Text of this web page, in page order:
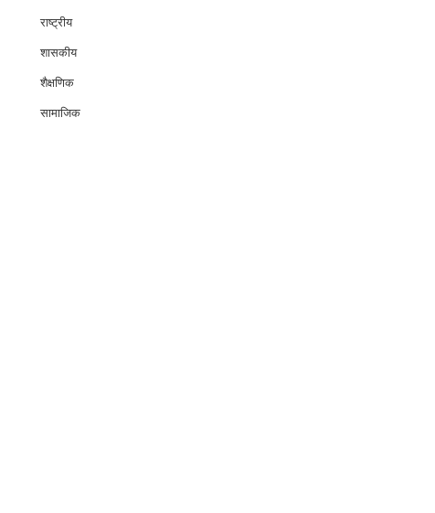
राष्ट्रीय
शासकीय
शैक्षणिक
सामाजिक